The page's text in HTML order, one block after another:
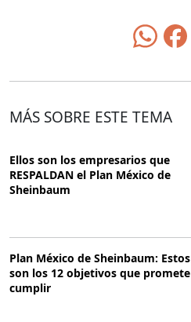
MÁS SOBRE ESTE TEMA
Ellos son los empresarios que
RESPALDAN el Plan México de
Sheinbaum
Plan México de Sheinbaum: Estos
son los 12 objetivos que promete
cumplir